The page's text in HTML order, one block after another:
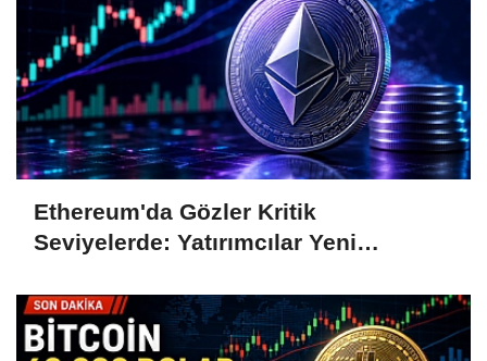
Ethereum'da Gözler Kritik
Seviyelerde: Yatırımcılar Yeni